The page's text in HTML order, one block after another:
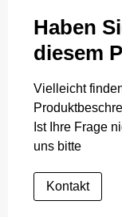
Haben
diesem
Vielleicht
Ist Ihre Frage
uns bitte
Kontakt